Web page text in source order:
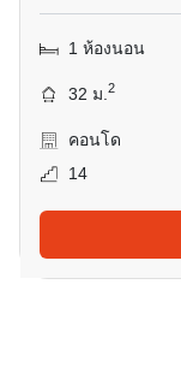
1 ห้องนอน
32 ม.2
คอนโด
14